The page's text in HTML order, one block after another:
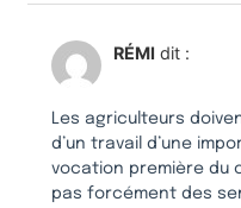
RÉMI dit :
Les agriculteurs
d’un travail d’une
vocation première du
pas forcément des